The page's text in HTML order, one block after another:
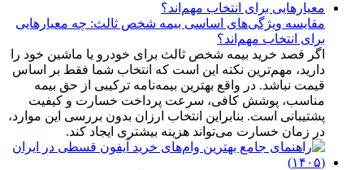
مقایسه ویژگی‌های اساسی بیمه شخص ثالث: چه معیارهایی
برای انتخاب مهم‌اند؟
اگر قصد خرید بیمه شخص ثالث برای خودرو یا ماشین خود را
دارید، مهم‌ترین نکته این است که انتخاب شما فقط بر اساس
قیمت نباشد. در واقع بهترین بیمه‌نامه ترکیبی از حق بیمه
مناسب، پوشش کافی، سرعت پرداخت خسارت و کیفیت
پشتیبانی است. بنابراین انتخاب ارزان بدون بررسی این موارد،
در زمان خسارت می‌تواند هزینه بیشتری ایجاد کند.